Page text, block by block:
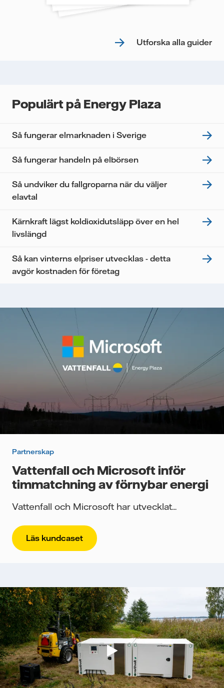
Utforska alla guider
Populärt på Energy Plaza
Så fungerar elmarknaden i Sverige
Så fungerar handeln på elbörsen
Så undviker du fallgroparna när du väljer
elavtal
Kärnkraft lägst koldioxidutsläpp över en hel
livslängd
Så kan vinterns elpriser utvecklas - detta
avgör kostnaden för företag
Partnerskap
Vattenfall och Microsoft inför
timmatchning av förnybar energi
Vattenfall och Microsoft har utvecklat...
Läs kundcaset